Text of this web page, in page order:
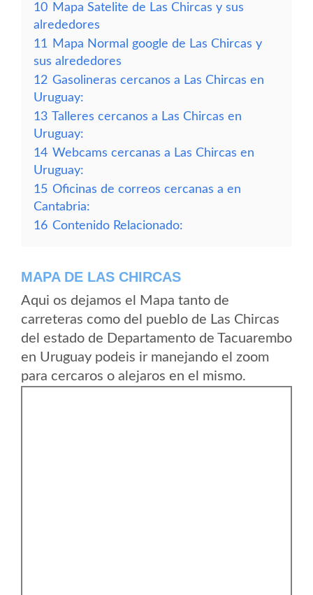
10 Mapa Satelite de Las Chircas y sus
alrededores
11
Mapa Normal google de Las Chircas y
sus alrededores
12 Gasolineras cercanos a Las Chircas en
Uruguay:
13 Talleres cercanos a Las Chircas en
Uruguay:
14 Webcams cercanas a Las Chircas en
Uruguay:
15 Oficinas de correos cercanas a en
Cantabria:
16 Contenido Relacionado:
MAPA DE LAS CHIRCAS
Aqui os dejamos el Mapa tanto de
carreteras como del pueblo de Las Chircas
del estado de Departamento de Tacuarembo
en Uruguay podeis ir manejando el zoom
para cercaros o alejaros en el mismo.